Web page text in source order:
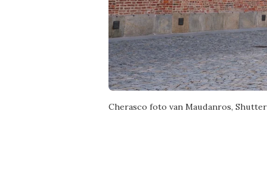
Cherasco foto van Maudanros,